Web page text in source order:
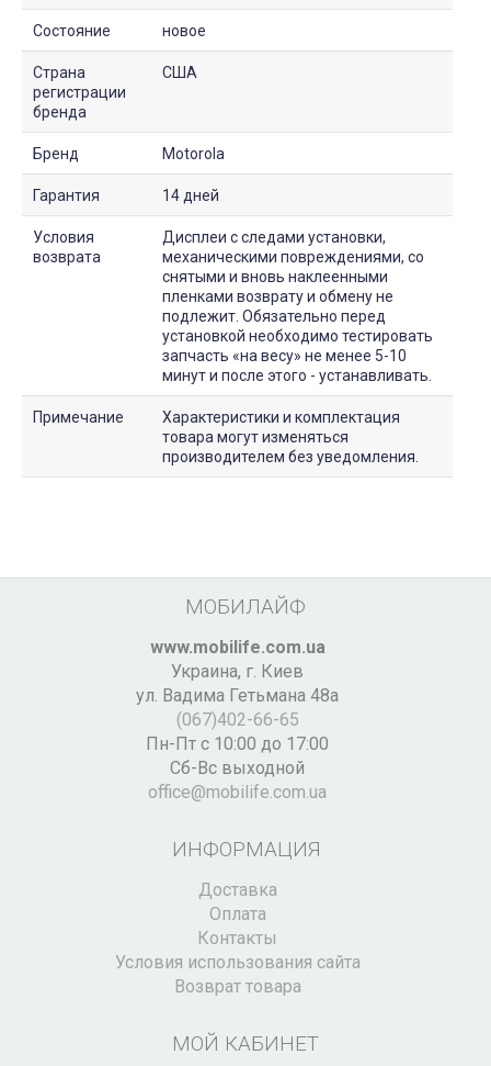
Состояние новое
Страна
регистрации
бренда
США
Бренд Motorola
Гарантия 14 дней
Условия
возврата
Дисплеи с следами установки,
механическими повреждениями, со
снятыми и вновь наклеенными
пленками возврату и обмену не
подлежит. Обязательно перед
установкой необходимо тестировать
запчасть «на весу» не менее 5-10
минут и после этого - устанавливать.
Примечание
Характеристики и комплектация
товара могут изменяться
производителем без уведомления.
МОБИЛАЙФ
www.mobilife.com.ua
Украина, г. Киев
ул. Вадима Гетьмана 48а
(067)402-66-65
Пн-Пт с 10:00 до 17:00
Сб-Вс выходной
office@mobilife.com.ua
ИНФОРМАЦИЯ
Доставка
Оплата
Контакты
Условия использования сайта
Возврат товара
МОЙ КАБИНЕТ